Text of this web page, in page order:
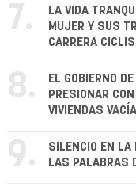
7.
LA VIDA
MUJER Y SUS
CARRERA
8.
EL GOBIERNO
PRESIONAR
VIVIENDAS
9.
SILENCIO EN LA
LAS PALABRAS